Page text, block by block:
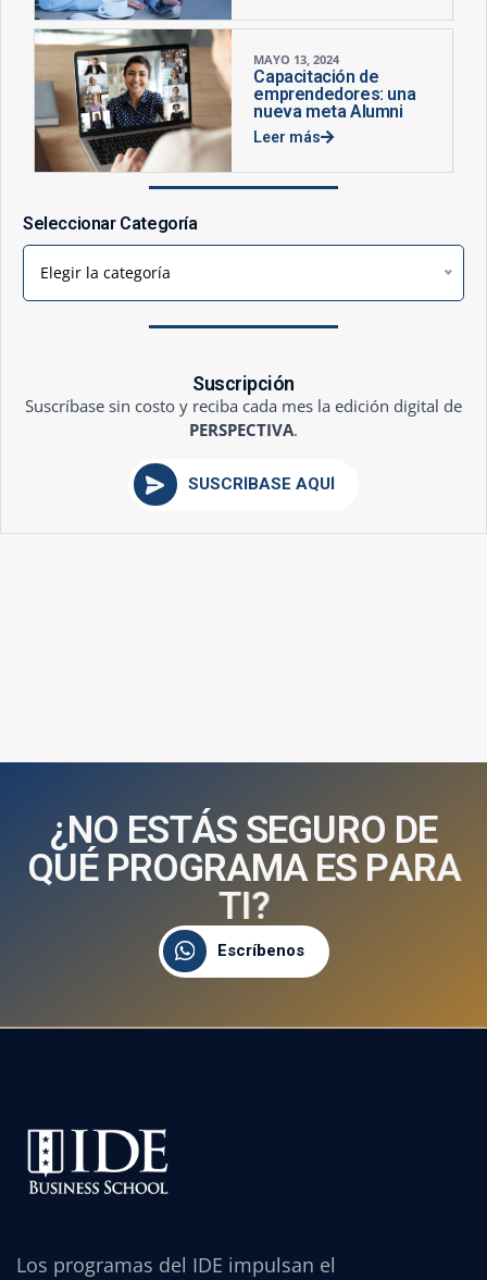
MAYO 13, 2024
Capacitación de
emprendedores: una
nueva meta Alumni
Leer más
Seleccionar Categoría
Elegir la categoría
Suscripción
Suscríbase sin costo y reciba cada mes la edición digital de
PERSPECTIVA.
SUSCRÍBASE AQUÍ
¿NO ESTÁS SEGURO DE
QUÉ PROGRAMA ES PARA
TI?
Escríbenos
Los programas del IDE impulsan el